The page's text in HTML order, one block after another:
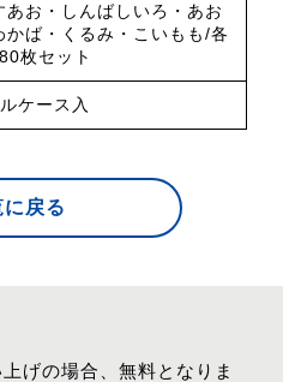
あお・しんばしいろ・あお
かば・くるみ・こいもも/各
枚セット
ケース入
戻る
げの場合、無料となりま